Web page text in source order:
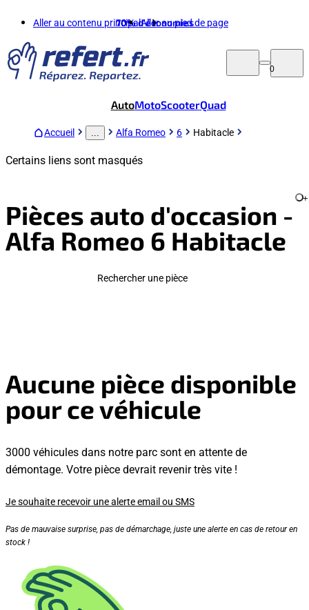
Aller au contenu principalAller au pied de page
70%d'économies
0
AutoMotoScooterQuad
Accueil Alfa Romeo 6 Habitacle
Certains liens sont masqués
Pièces auto d'occasion -
Alfa Romeo 6 Habitacle
+
Rechercher une pièce
Aucune pièce disponible
pour ce véhicule
3000 véhicules dans notre parc sont en attente de
démontage. Votre pièce devrait revenir très vite !
Je souhaite recevoir une alerte email ou SMS
Pas de mauvaise surprise, pas de démarchage, juste une alerte en cas de retour en
stock !